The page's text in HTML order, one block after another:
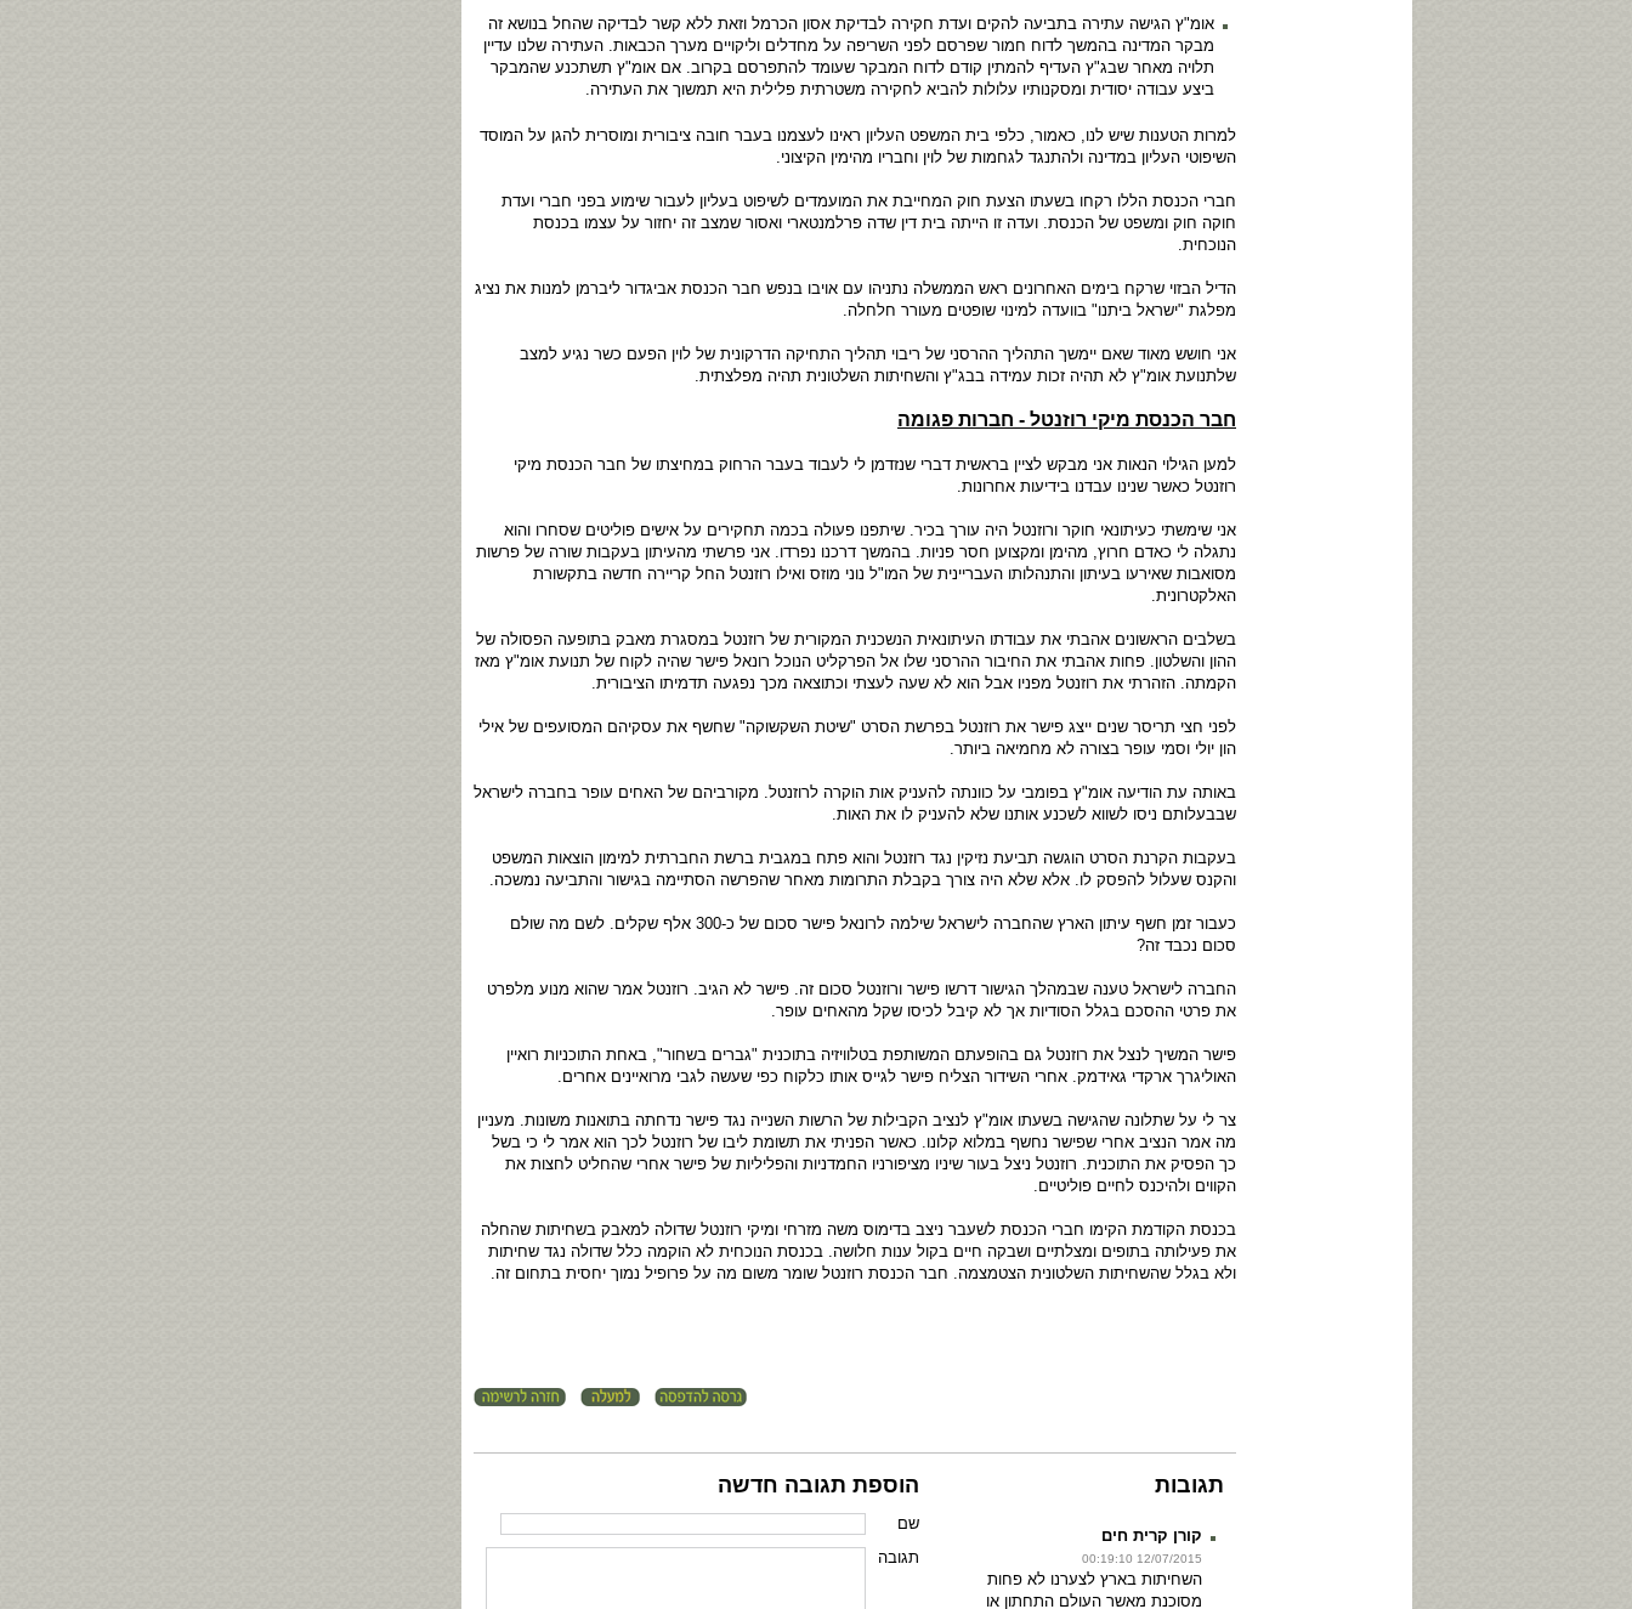
אומ"ץ הגישה עתירה בתביעה להקים ועדת חקירה לבדיקת אסון הכרמל וזאת ללא קשר לבדיקה שהחל בנושא זה
מבקר המדינה בהמשך לדוח חמור שפרסם לפני השריפה על מחדלים וליקויים מערך הכבאות. העתירה שלנו עדיין
תלויה מאחר שבג"ץ העדיף להמתין קודם לדוח המבקר שעומד להתפרסם בקרוב. אם אומ"ץ תשתכנע שהמבקר
ביצע עבודה יסודית ומסקנותיו עלולות להביא לחקירה משטרתית פלילית היא תמשוך את העתירה.
למרות הטענות שיש לנו, כאמור, כלפי בית המשפט העליון ראינו לעצמנו בעבר חובה ציבורית ומוסרית להגן על המוסד
השיפוטי העליון במדינה ולהתנגד לגחמות של לוין וחבריו מהימין הקיצוני.
חברי הכנסת הללו רקחו בשעתו הצעת חוק המחייבת את המועמדים לשיפוט בעליון לעבור שימוע בפני חברי ועדת
חוקה חוק ומשפט של הכנסת. ועדה זו הייתה בית דין שדה פרלמנטארי ואסור שמצב זה יחזור על עצמו בכנסת
הנוכחית.
הדיל הבזוי שרקח בימים האחרונים ראש הממשלה נתניהו עם אויבו בנפש חבר הכנסת אביגדור ליברמן למנות את נציג
מפלגת "ישראל ביתנו" בוועדה למינוי שופטים מעורר חלחלה.
אני חושש מאוד שאם יימשך התהליך ההרסני של ריבוי תהליך התחיקה הדרקונית של לוין הפעם כשר נגיע למצב
שלתנועת אומ"ץ לא תהיה זכות עמידה בבג"ץ והשחיתות השלטונית תהיה מפלצתית.
חבר הכנסת מיקי רוזנטל - חברות פגומה
למען הגילוי הנאות אני מבקש לציין בראשית דברי שנזדמן לי לעבוד בעבר הרחוק במחיצתו של חבר הכנסת מיקי
רוזנטל כאשר שנינו עבדנו בידיעות אחרונות.
אני שימשתי כעיתונאי חוקר ורוזנטל היה עורך בכיר. שיתפנו פעולה בכמה תחקירים על אישים פוליטים שסחרו והוא
נתגלה לי כאדם חרוץ, מהימן ומקצוען חסר פניות. בהמשך דרכנו נפרדו. אני פרשתי מהעיתון בעקבות שורה של פרשות
מסואבות שאירעו בעיתון והתנהלותו העבריינית של המו"ל נוני מוזס ואילו רוזנטל החל קריירה חדשה בתקשורת
האלקטרונית.
בשלבים הראשונים אהבתי את עבודתו העיתונאית הנשכנית המקורית של רוזנטל במסגרת מאבק בתופעה הפסולה של
ההון והשלטון. פחות אהבתי את החיבור ההרסני שלו אל הפרקליט הנוכל רונאל פישר שהיה לקוח של תנועת אומ"ץ מאז
הקמתה. הזהרתי את רוזנטל מפניו אבל הוא לא שעה לעצתי וכתוצאה מכך נפגעה תדמיתו הציבורית.
לפני חצי תריסר שנים ייצג פישר את רוזנטל בפרשת הסרט "שיטת השקשוקה" שחשף את עסקיהם המסועפים של אילי
הון יולי וסמי עופר בצורה לא מחמיאה ביותר.
באותה עת הודיעה אומ"ץ בפומבי על כוונתה להעניק אות הוקרה לרוזנטל. מקורביהם של האחים עופר בחברה לישראל
שבבעלותם ניסו לשווא לשכנע אותנו שלא להעניק לו את האות.
בעקבות הקרנת הסרט הוגשה תביעת נזיקין נגד רוזנטל והוא פתח במגבית ברשת החברתית למימון הוצאות המשפט
והקנס שעלול להפסק לו. אלא שלא היה צורך בקבלת התרומות מאחר שהפרשה הסתיימה בגישור והתביעה נמשכה.
כעבור זמן חשף עיתון הארץ שהחברה לישראל שילמה לרונאל פישר סכום של כ-300 אלף שקלים. לשם מה שולם
סכום נכבד זה?
החברה לישראל טענה שבמהלך הגישור דרשו פישר ורוזנטל סכום זה. פישר לא הגיב. רוזנטל אמר שהוא מנוע מלפרט
את פרטי ההסכם בגלל הסודיות אך לא קיבל לכיסו שקל מהאחים עופר.
פישר המשיך לנצל את רוזנטל גם בהופעתם המשותפת בטלוויזיה בתוכנית "גברים בשחור", באחת התוכניות רואיין
האוליגרך ארקדי גאידמק. אחרי השידור הצליח פישר לגייס אותו כלקוח כפי שעשה לגבי מרואיינים אחרים.
צר לי על שתלונה שהגישה בשעתו אומ"ץ לנציב הקבילות של הרשות השנייה נגד פישר נדחתה בתואנות משונות. מעניין
מה אמר הנציב אחרי שפישר נחשף במלוא קלונו. כאשר הפניתי את תשומת ליבו של רוזנטל לכך הוא אמר לי כי בשל
כך הפסיק את התוכנית. רוזנטל ניצל בעור שיניו מציפורניו החמדניות והפליליות של פישר אחרי שהחליט לחצות את
הקווים ולהיכנס לחיים פוליטיים.
בכנסת הקודמת הקימו חברי הכנסת לשעבר ניצב בדימוס משה מזרחי ומיקי רוזנטל שדולה למאבק בשחיתות שהחלה
את פעילותה בתופים ומצלתיים ושבקה חיים בקול ענות חלושה. בכנסת הנוכחית לא הוקמה כלל שדולה נגד שחיתות
ולא בגלל שהשחיתות השלטונית הצטמצמה. חבר הכנסת רוזנטל שומר משום מה על פרופיל נמוך יחסית בתחום זה.
הוספת תגובה חדשה
שם
תגובה
תגובות
קורן קרית חים
12/07/2015 00:19:10
השחיתות בארץ לצערנו לא פחות
מסוכנת מאשר העולם התחתון או